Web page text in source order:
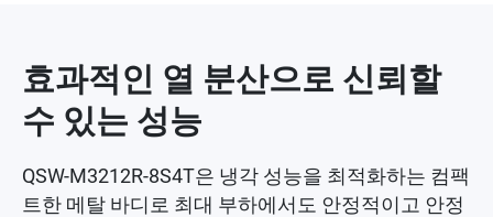
효과적인 열 분산으로 신뢰할
수 있는 성능
QSW-M3212R-8S4T은 냉각 성능을 최적화하는 컴팩
트한 메탈 바디로 최대 부하에서도 안정적이고 안정